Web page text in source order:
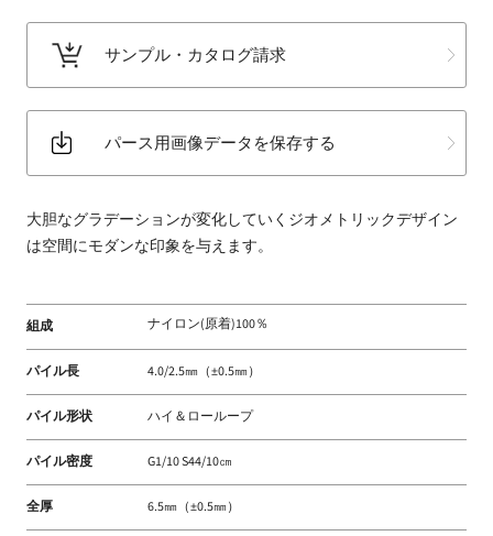
ー
カ
ー
サンプル・カタログ請求
パース用画像データを保存する
大胆なグラデーションが変化していくジオメトリックデザイン
は空間にモダンな印象を与えます。
組成 ナイロン(原着)100％
パイル長 4.0/2.5㎜（±0.5㎜）
パイル形状 ハイ＆ローループ
パイル密度 G1/10 S44/10㎝
全厚 6.5㎜（±0.5㎜）